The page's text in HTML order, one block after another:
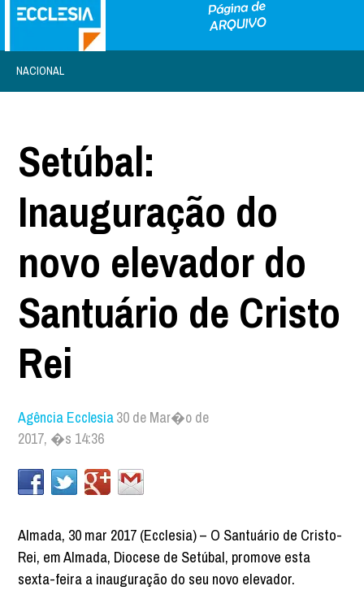
NACIONAL
Setúbal:
Inauguração do
novo elevador do
Santuário de Cristo
Rei
Agência Ecclesia30 de Mar�o de
2017, �s 14:36
Almada, 30 mar 2017 (Ecclesia) – O Santuário de Cristo-
Rei, em Almada, Diocese de Setúbal, promove esta
sexta-feira a inauguração do seu novo elevador.